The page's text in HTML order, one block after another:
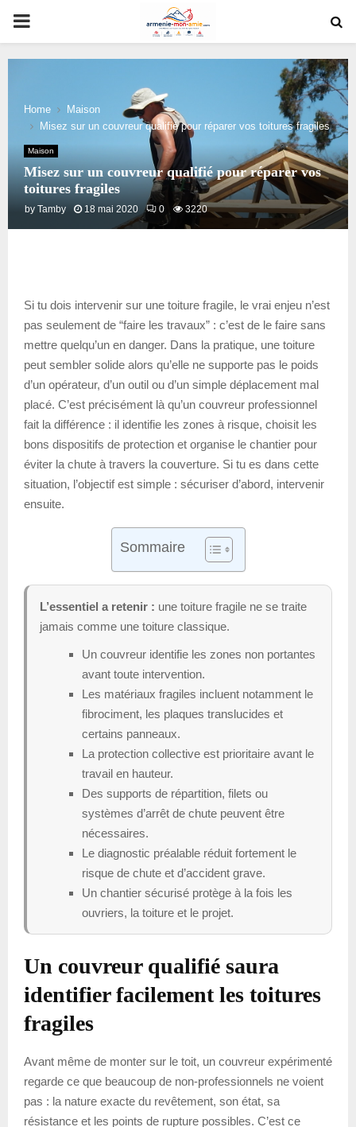
PRIMARY
MENU
Home
Maison
Misez sur un couvreur qualifié pour réparer vos toitures fragiles
Maison
Misez sur un couvreur qualifié pour réparer vos
toitures fragiles
by Tamby 18 mai 2020 0 3220
Si tu dois intervenir sur une toiture fragile, le vrai enjeu n’est
pas seulement de “faire les travaux” : c’est de le faire sans
mettre quelqu’un en danger. Dans la pratique, une toiture
peut sembler solide alors qu’elle ne supporte pas le poids
d’un opérateur, d’un outil ou d’un simple déplacement mal
placé. C’est précisément là qu’un couvreur professionnel
fait la différence : il identifie les zones à risque, choisit les
bons dispositifs de protection et organise le chantier pour
éviter la chute à travers la couverture. Si tu es dans cette
situation, l’objectif est simple : sécuriser d’abord, intervenir
ensuite.
Sommaire
L’essentiel a retenir : une toiture fragile ne se traite
jamais comme une toiture classique.
Un couvreur identifie les zones non portantes
avant toute intervention.
Les matériaux fragiles incluent notamment le
fibrociment, les plaques translucides et
certains panneaux.
La protection collective est prioritaire avant le
travail en hauteur.
Des supports de répartition, filets ou
systèmes d’arrêt de chute peuvent être
nécessaires.
Le diagnostic préalable réduit fortement le
risque de chute et d’accident grave.
Un chantier sécurisé protège à la fois les
ouvriers, la toiture et le projet.
Un couvreur qualifié saura
identifier facilement les toitures
fragiles
Avant même de monter sur le toit, un couvreur expérimenté
regarde ce que beaucoup de non-professionnels ne voient
pas : la nature exacte du revêtement, son état, sa
résistance et les points de rupture possibles. C’est ce